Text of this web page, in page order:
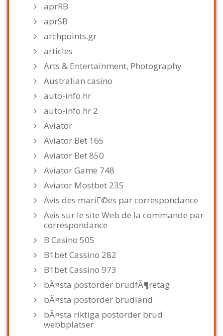
aprRB
aprSB
archpoints.gr
articles
Arts & Entertainment, Photography
Australian casino
auto-info.hr
auto-info.hr 2
Aviator
Aviator Bet 165
Aviator Bet 850
Aviator Game 748
Aviator Mostbet 235
Avis des mariГ©es par correspondance
Avis sur le site Web de la commande par
correspondance
B Casino 505
B1bet Cassino 282
B1bet Cassino 973
bÃ¤sta postorder brudfÃ¶retag
bÃ¤sta postorder brudland
bÃ¤sta riktiga postorder brud
webbplatser